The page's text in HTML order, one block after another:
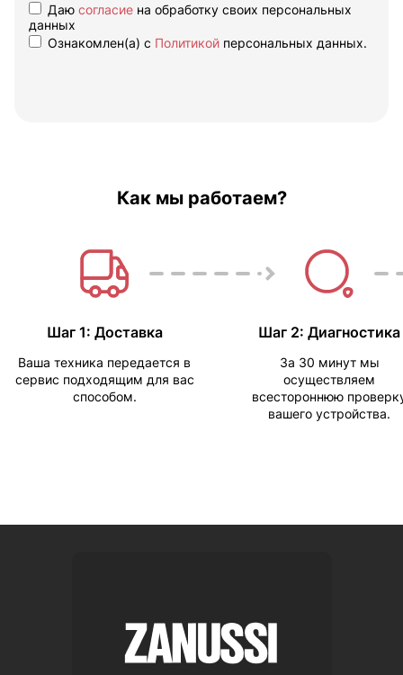
Даю согласие на обработку своих персональных
данных
Ознакомлен(а) с Политикой персональных данных.
Как мы работаем?
Шаг 1: Доставка
Ваша техника передается в
сервис подходящим для вас
способом.
Шаг 2: Диагностика
За 30 минут мы
осуществляем
всестороннюю
вашего устройства.